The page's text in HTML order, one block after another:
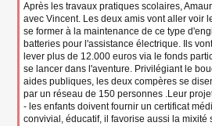
Après les travaux pratiques scolaires,
avec Vincent. Les deux amis vont aller voir
se former à la maintenance de ce type
batteries pour l'assistance électrique. Ils
lever plus de 12.000 euros via le fonds
se lancer dans l'aventure. Privilégiant le
aides publiques, les deux compères se
par un réseau de 150 personnes .Leur
- les enfants doivent fournir un certificat
convivial, éducatif, il favorise aussi la mixité